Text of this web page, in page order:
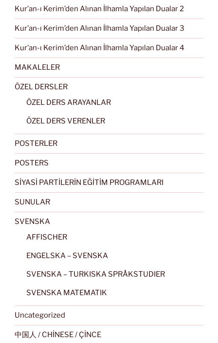
Kur’an-ı Kerim’den Alınan İlhamla Yapılan Dualar 2
Kur’an-ı Kerim’den Alınan İlhamla Yapılan Dualar 3
Kur’an-ı Kerim’den Alınan İlhamla Yapılan Dualar 4
MAKALELER
ÖZEL DERSLER
ÖZEL DERS ARAYANLAR
ÖZEL DERS VERENLER
POSTERLER
POSTERS
SİYASİ PARTİLERİN EĞİTİM PROGRAMLARI
SUNULAR
SVENSKA
AFFISCHER
ENGELSKA – SVENSKA
SVENSKA – TURKISKA SPRÅKSTUDIER
SVENSKA MATEMATIK
Uncategorized
中国人 / CHİNESE / ÇİNCE